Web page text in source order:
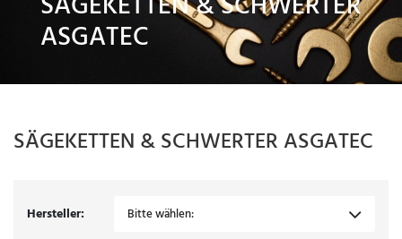
ASGATEC
SÄGEKETTEN & SCHWERTER ASGATEC
Hersteller: Bitte wählen:
t
l
n